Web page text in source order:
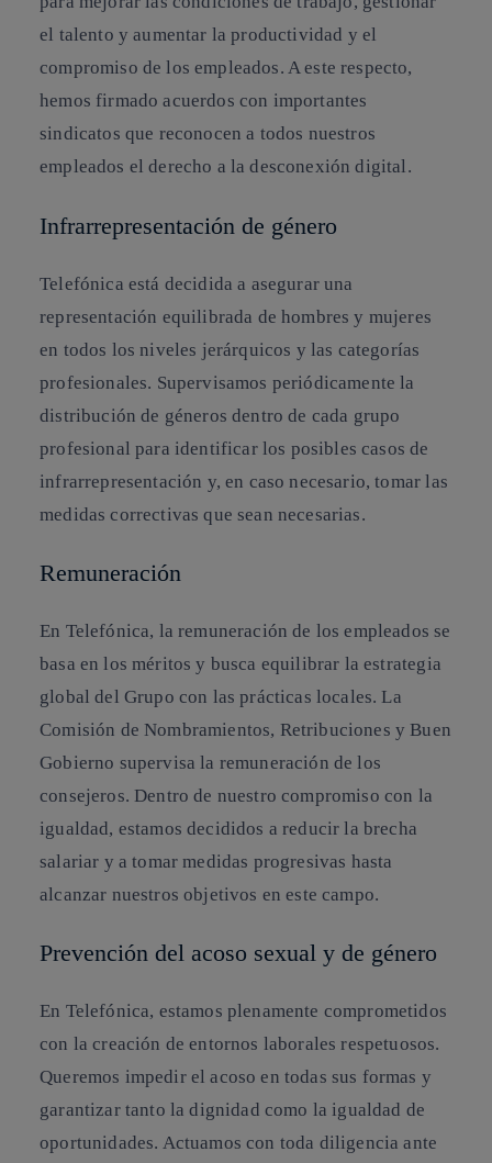
el talento y aumentar la productividad y el
compromiso de los empleados. A este respecto,
hemos firmado acuerdos con importantes
sindicatos que reconocen a todos nuestros
empleados el derecho a la desconexión digital.
Infrarrepresentación de género
Telefónica está decidida a asegurar una
representación equilibrada de hombres y mujeres
en todos los niveles jerárquicos y las categorías
profesionales. Supervisamos periódicamente la
distribución de géneros dentro de cada grupo
profesional para identificar los posibles casos de
infrarrepresentación y, en caso necesario, tomar las
medidas correctivas que sean necesarias.
Remuneración
En Telefónica, la remuneración de los empleados se
basa en los méritos y busca equilibrar la estrategia
global del Grupo con las prácticas locales. La
Comisión de Nombramientos, Retribuciones y Buen
Gobierno supervisa la remuneración de los
consejeros. Dentro de nuestro compromiso con la
igualdad, estamos decididos a reducir la brecha
salariar y a tomar medidas progresivas hasta
alcanzar nuestros objetivos en este campo.
Prevención del acoso sexual y de género
En Telefónica, estamos plenamente comprometidos
con la creación de entornos laborales respetuosos.
Queremos impedir el acoso en todas sus formas y
garantizar tanto la dignidad como la igualdad de
oportunidades. Actuamos con toda diligencia ante